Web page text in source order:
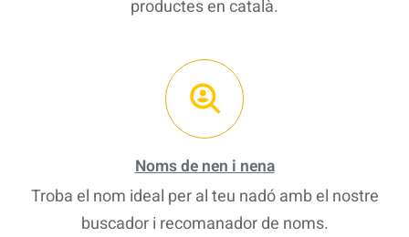
productes en català.
Noms de nen i nena
Troba el nom ideal per al teu nadó amb el nostre
buscador i recomanador de noms.